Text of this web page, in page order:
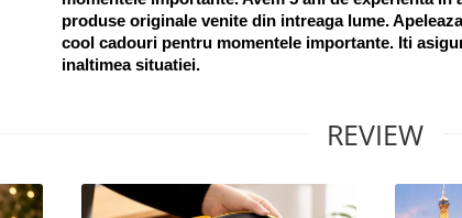
produse originale venite din intreaga lume.
cool cadouri pentru momentele importante. Iti
inaltimea situatiei.
REVIEW